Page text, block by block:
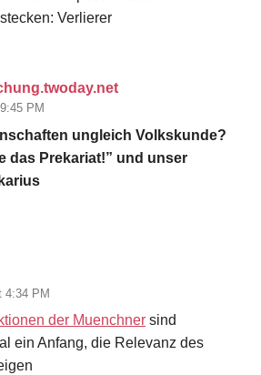
Verlierer
PM
ungleich Volkskunde?
das Prekariat!” und unser
4:34 PM
der Muenchner sind
ein Anfang, die Relevanz des